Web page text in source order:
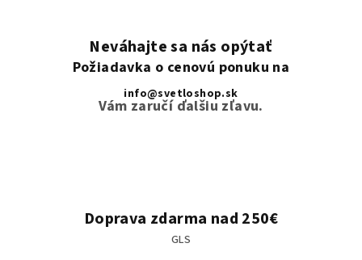
Neváhajte sa nás opýtať
Požiadavka o cenovú ponuku na
info@svetloshop.sk
Vám zaručí ďalšiu zľavu.
Doprava zdarma nad 250€
GLS